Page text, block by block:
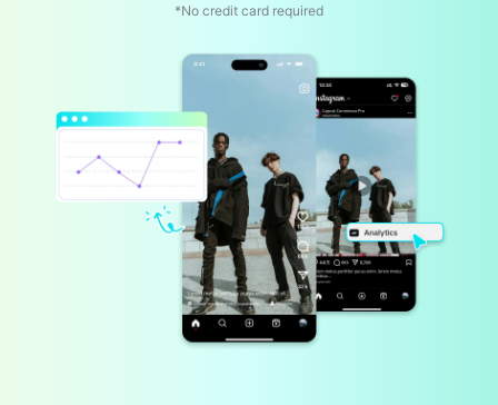
影片。
AI產品影像
毫不費力地生成大量專業的產品照
片。
2911 Studio Art's Story
一鍵製片解決方案
產品影像
發佈與數據分析
頂級促銷視頻模板網站
人工智能驅動的產品海報
5大類型的商業視頻
AI生成的產品背景
吸引銷售-促進海報提示
創建Facebook封面照片
TikTok視頻廣告指南
*No credit card required